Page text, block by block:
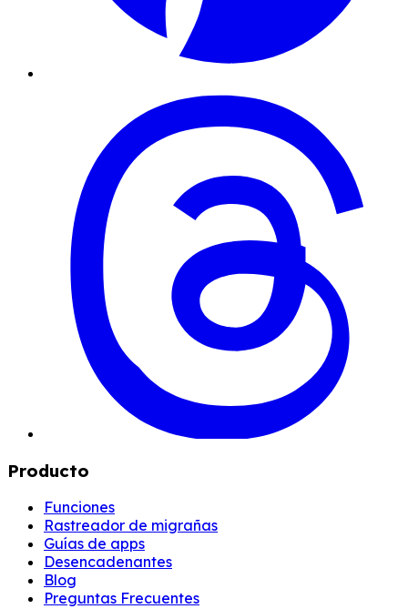
Producto
Funciones
Rastreador de migrañas
Guías de apps
Desencadenantes
Blog
Preguntas Frecuentes